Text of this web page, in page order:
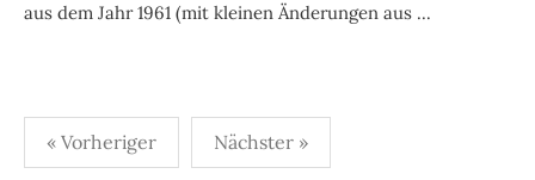
aus dem Jahr 1961 (mit kleinen Änderungen aus ...
Seitennummerierung
« Vorheriger Nächster »